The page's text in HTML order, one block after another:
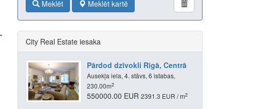
Meklēt Meklēt kartē
City Real Estate iesaka
Pārdod dzīvokli Rīgā, Centrā
Ausekļa iela, 4. stāvs, 6 istabas,
230.00m2
550000.00 EUR2391.3 EUR / m2